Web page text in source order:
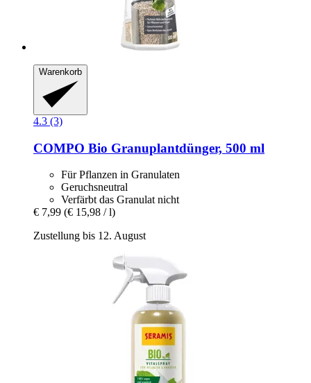
Warenkorb
4.3 (3)
COMPO Bio Granuplantdünger, 500 ml
Für Pflanzen in Granulaten
Geruchsneutral
Verfärbt das Granulat nicht
€ 7,99 (€ 15,98 / l)
Zustellung bis 12. August